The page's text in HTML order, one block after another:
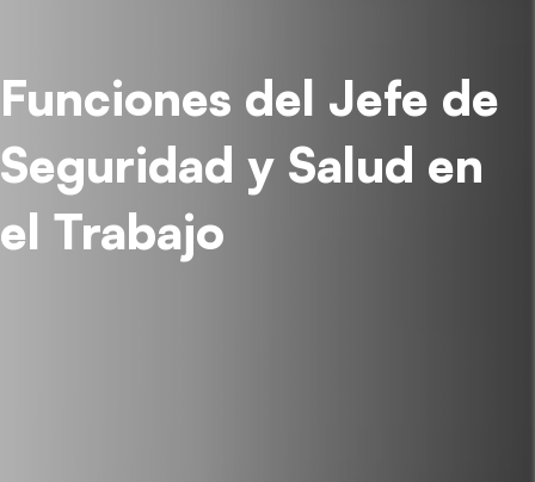
Funciones del Jefe de
Seguridad y Salud en
el Trabajo